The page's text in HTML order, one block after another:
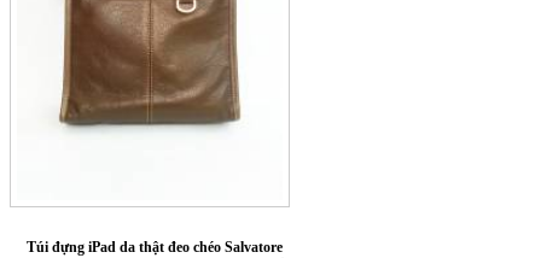
Túi đựng iPad da thật đeo chéo Salvatore